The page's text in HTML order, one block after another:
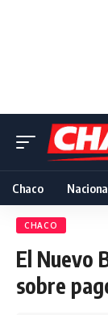
Chaco
CHACO
El Nuevo
sobre